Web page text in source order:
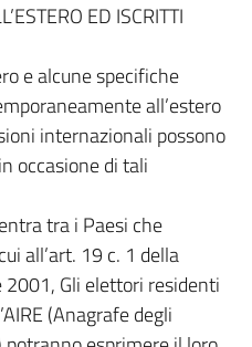
ED ISCRITTI
e alcune specifiche
all’estero
internazionali possono
occasione di tali
tra i Paesi che
all’art. 19 c. 1 della
Gli elettori residenti
(Anagrafe degli